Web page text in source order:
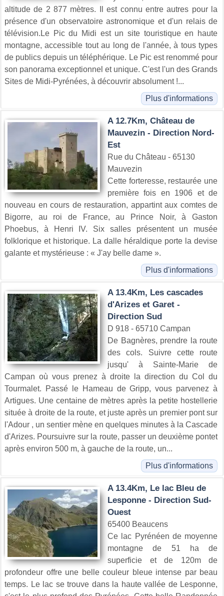
altitude de 2 877 mètres. Il est connu entre autres pour la
présence d'un observatoire astronomique et d'un relais de
télévision.Le Pic du Midi est un site touristique en haute
montagne, accessible tout au long de l'année, à tous types
de publics depuis un téléphérique. Le Pic est renommé pour
son panorama exceptionnel et unique. C'est l'un des Grands
Sites de Midi-Pyrénées, à découvrir absolument !...
Plus d'informations
A 12.7Km, Château de
Mauvezin - Direction Nord-
Est
Rue du Château - 65130
Mauvezin
Cette forteresse, restaurée une
première fois en 1906 et de
nouveau en cours de restauration, appartint aux comtes de
Bigorre, au roi de France, au Prince Noir, à Gaston
Phoebus, à Henri IV. Six salles présentent un musée
folklorique et historique. La dalle héraldique porte la devise
galante et mystérieuse : « J'ay belle dame ».
Plus d'informations
A 13.4Km, Les cascades
d'Arizes et Garet -
Direction Sud
D 918 - 65710 Campan
De Bagnères, prendre la route
des cols. Suivre cette route
jusqu' à Sainte-Marie de
Campan où vous prenez à droite la direction du Col du
Tourmalet. Passé le Hameau de Gripp, vous parvenez à
Artigues. Une centaine de mètres après la petite hostellerie
située à droite de la route, et juste après un premier pont sur
l'Adour , un sentier mène en quelques minutes à la Cascade
d'Arizes. Poursuivre sur la route, passer un deuxième pontet
après environ 500 m, à gauche de la route, un...
Plus d'informations
A 13.4Km, Le lac Bleu de
Lesponne - Direction Sud-
Ouest
65400 Beaucens
Ce lac Pyrénéen de moyenne
montagne de 51 ha de
superficie et de 120m de
profondeur offre une belle couleur bleue intense par beau
temps. Le lac se trouve dans la haute vallée de Lesponne,